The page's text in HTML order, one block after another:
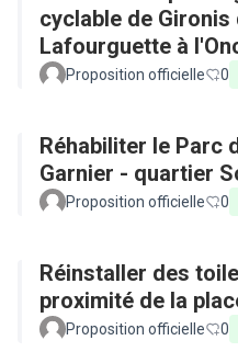
cyclable de
Lafourguette à
Proposition officielle 0
Réhabiliter le Parc
Garnier - quartier
Proposition officielle 0
Réinstaller des
proximité de la
Proposition officielle 0